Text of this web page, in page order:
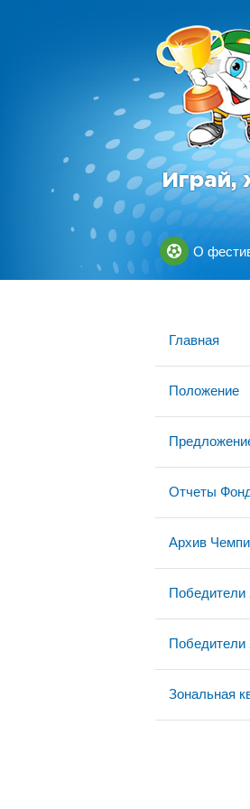
О
Главная
Положение
Отчеты
Архив
Победители
Победители
Зональная